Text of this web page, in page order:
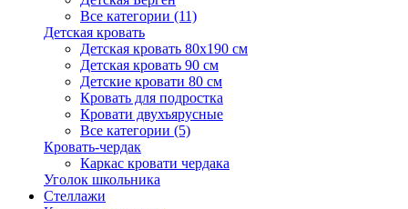
Все категории (11)
Детская кровать
Детская кровать 80х190 см
Детская кровать 90 см
Детские кровати 80 см
Кровать для подростка
Кровати двухъярусные
Все категории (5)
Кровать-чердак
Каркас кровати чердака
Уголок школьника
Стеллажи